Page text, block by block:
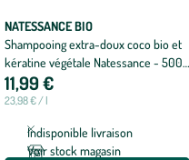
NATESSANCE BIO
Shampooing extra-doux coco bio et
kératine végétale Natessance - 500
ml
11,99 €
23,98 € / l
Indisponible livraison
Voir stock magasin